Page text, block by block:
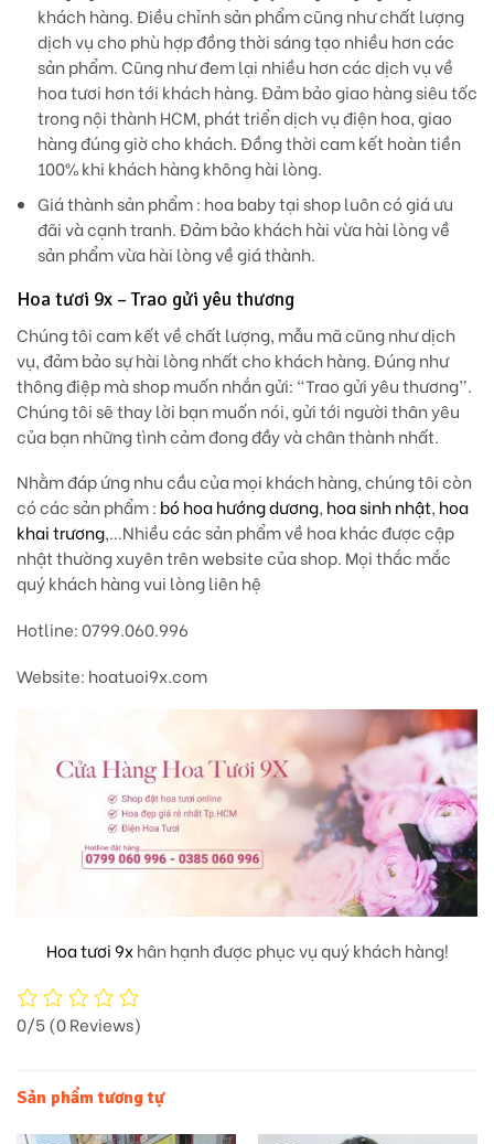
khách hàng. Điều chỉnh sản phẩm cũng như chất lượng
dịch vụ cho phù hợp đồng thời sáng tạo nhiều hơn các
sản phẩm. Cũng như đem lại nhiều hơn các dịch vụ về
hoa tươi hơn tới khách hàng. Đảm bảo giao hàng siêu tốc
trong nội thành HCM, phát triển dịch vụ điện hoa, giao
hàng đúng giờ cho khách. Đồng thời cam kết hoàn tiền
100% khi khách hàng không hài lòng.
Giá thành sản phẩm: hoa baby tại shop luôn có giá ưu
đãi và cạnh tranh. Đảm bảo khách hài vừa hài lòng về
sản phẩm vừa hài lòng về giá thành.
Hoa tươi 9x – Trao gửi yêu thương
Chúng tôi cam kết về chất lượng, mẫu mã cũng như dịch
vụ, đảm bảo sự hài lòng nhất cho khách hàng. Đúng như
thông điệp mà shop muốn nhắn gửi: “Trao gửi yêu thương”.
Chúng tôi sẽ thay lời bạn muốn nói, gửi tới người thân yêu
của bạn những tình cảm đong đầy và chân thành nhất.
Nhằm đáp ứng nhu cầu của mọi khách hàng, chúng tôi còn
có các sản phẩm : bó hoa hướng dương, hoa sinh nhật, hoa
khai trương,…Nhiều các sản phẩm về hoa khác được cập
nhật thường xuyên trên website của shop. Mọi thắc mắc
quý khách hàng vui lòng liên hệ
Hotline: 0799.060.996
Website: hoatuoi9x.com
Hoa tươi 9xhân hạnh được phục vụ quý khách hàng!
0/5(0 Reviews)
Sản phẩm tương tự